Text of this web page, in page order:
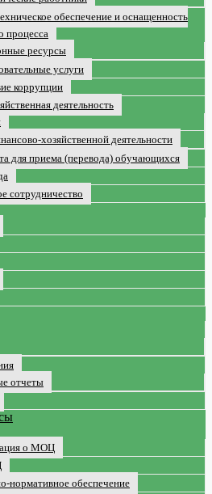
обеспечение и оснащенность
процесса
ресурсы
услуги
коррупции
деятельность
хозяйственной деятельности
для приема (перевода) обучающихся
сотрудничество
отчеты
о МОЦ
нормативное обеспечение